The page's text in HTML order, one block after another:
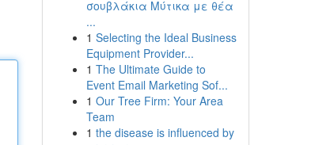
σουβλάκια Μύτικα με θέα
...
1 Selecting the Ideal Business
Equipment Provider...
1 The Ultimate Guide to
Event Email Marketing Sof...
1 Our Tree Firm: Your Area
Team
1 the disease is influenced by